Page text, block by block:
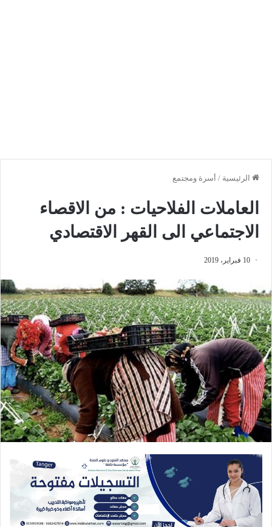
الرئيسية / أسرة ومجتمع
العاملات الفلاحيات : من الاقصاء
الاجتماعي الى القهر الاقتصادي
10 فبراير، 2019